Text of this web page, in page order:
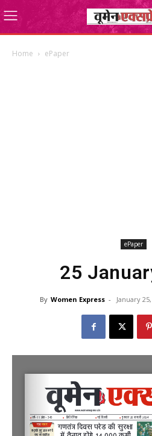
Home ePaper
ePaper
25
By Women Express - January